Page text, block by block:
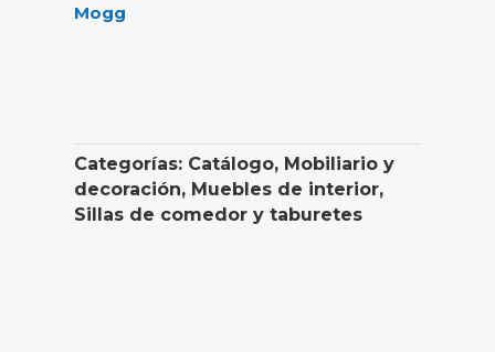
Mogg
Categorías: Catálogo, Mobiliario y
decoración, Muebles de interior,
Sillas de comedor y taburetes